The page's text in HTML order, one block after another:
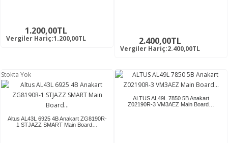
1.200,00TL
Vergiler Hariç:1.200,00TL 2.400,00TL
Vergiler Hariç:2.400,00TL
Stokta Yok
Altus AL43L 6925 4B Anakart ZG8190R-
1 STJAZZ SMART Main Board…
ALTUS AL49L 7850 5B Anakart
Z02190R-3 VM3AEZ Main Board…